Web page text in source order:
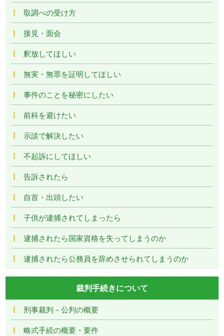
取調べの受け方
接見・面会
釈放してほしい
無実・無罪を証明してほしい
事件のことを秘密にしたい
前科を避けたい
示談で解決したい
不起訴にしてほしい
告訴されたら
自首・出頭したい
子供が逮捕されてしまったら
逮捕されたら国家資格を失ってしまうのか
逮捕されたら公務員を辞めさせられてしまうのか
裁判手続きについて
刑事裁判－公判の概要
略式手続の概要・要件